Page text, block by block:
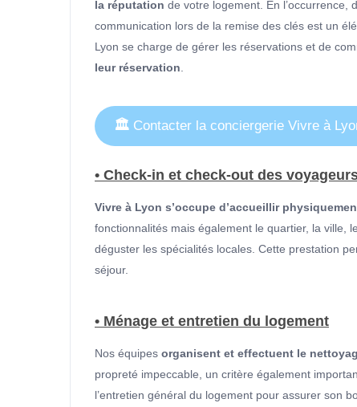
la réputation de votre logement. En l’occurrence,
communication lors de la remise des clés est un
Lyon se charge de gérer les réservations et de
leur réservation
🏛 Contacter la conciergerie Vivre à
• Check-in et check-out des
Vivre à Lyon s’occupe d’accueillir
fonctionnalités mais également le quartier, la ville,
déguster les spécialités locales. Cette prestation
séjour.
• Ménage et entretien du logement
Nos équipes organisent et effectuent le
propreté impeccable, un critère également
l’entretien général du logement pour assurer son